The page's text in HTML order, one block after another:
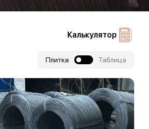
Калькулятор
Плитка Таблица